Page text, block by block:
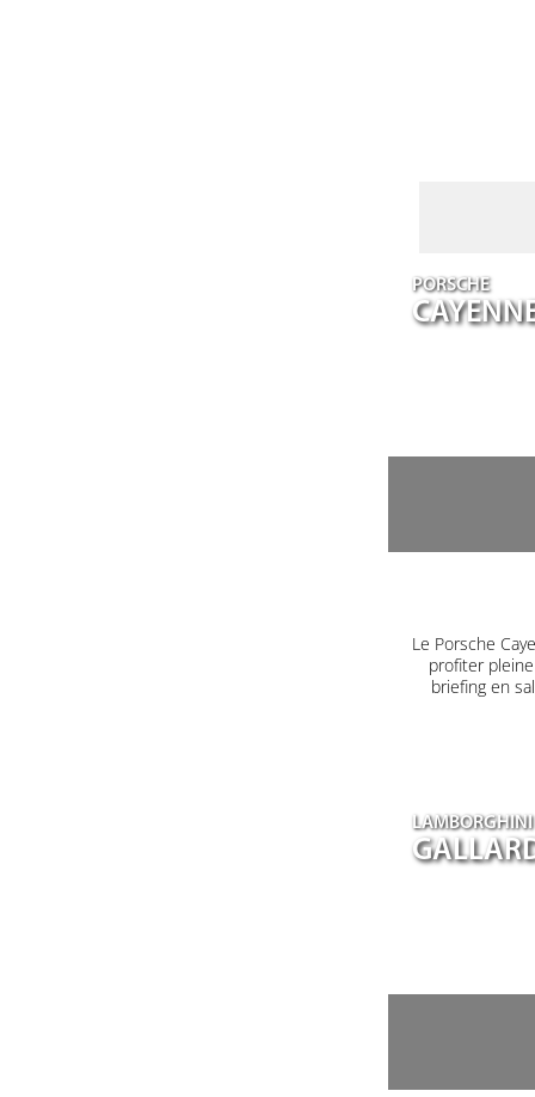
PORSCHE
Le Porsche
profiter
briefing en
LAMBORGHINI